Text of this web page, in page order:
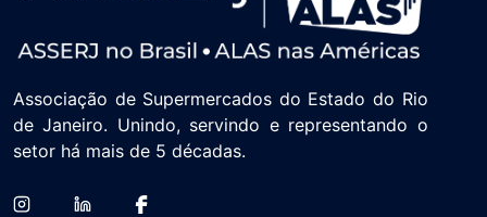
Associação de Supermercados do Estado do Rio
de Janeiro. Unindo, servindo e representando o
setor há mais de 5 décadas.